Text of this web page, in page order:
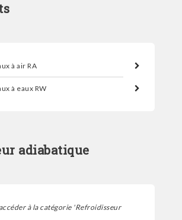
à air RA
à eaux RW
adiabatique
à la catégorie 'Refroidisseur